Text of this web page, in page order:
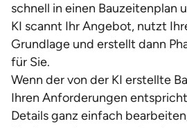
schnell in einen Bauzeitenplan
KI scannt Ihr Angebot, nutzt
Grundlage und erstellt dann
für Sie.
Wenn der von der KI erstellte
Ihren Anforderungen
Details ganz einfach